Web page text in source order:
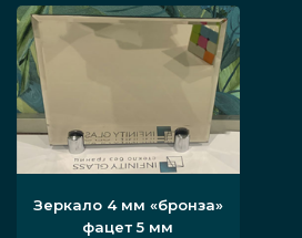
Зеркало 4 мм «бронза»
фацет 5 мм